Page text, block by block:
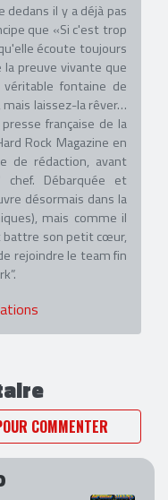
il y a déjà pas
que «Si c'est trop
écoute toujours
preuve vivante que
fontaine de
laissez-la rêver…
française de la
Rock Magazine en
de rédaction, avant
chef. Débarquée et
désormais dans la
mais comme il
battre son petit cœur,
rejoindre le team fin
COMMENTER